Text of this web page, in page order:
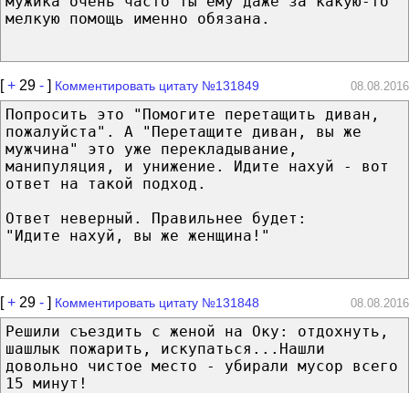
мелкую помощь именно обязана.
[+ 29 - ] Комментировать цитату №131849 08.08.2016
Попросить это "Помогите перетащить диван,
пожалуйста". А "Перетащите диван, вы же
мужчина" это уже перекладывание,
манипуляция, и унижение. Идите нахуй - вот
ответ на такой подход.
Ответ неверный. Правильнее будет:
"Идите нахуй, вы же женщина!"
[+ 29 - ] Комментировать цитату №131848 08.08.2016
Решили съездить с женой на Оку: отдохнуть,
шашлык пожарить, искупаться...Нашли
довольно чистое место - убирали мусор всего
15 минут!